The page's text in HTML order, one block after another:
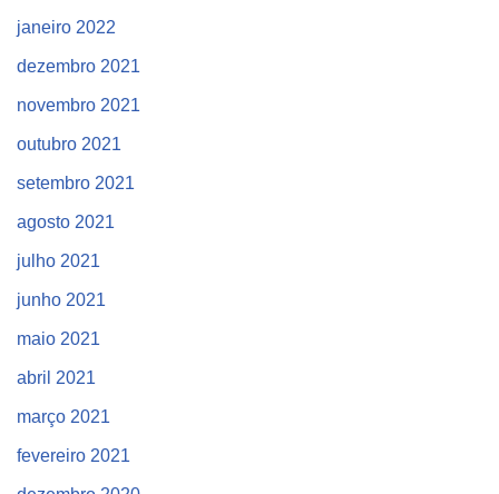
janeiro 2022
dezembro 2021
novembro 2021
outubro 2021
setembro 2021
agosto 2021
julho 2021
junho 2021
maio 2021
abril 2021
março 2021
fevereiro 2021